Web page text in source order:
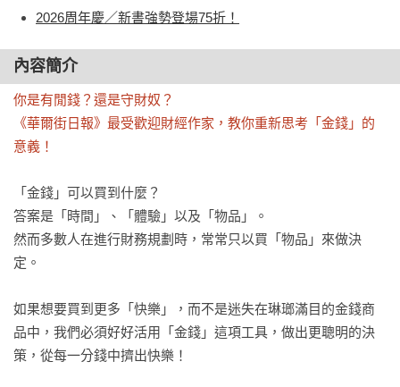
2026周年慶／新書強勢登場75折！
內容簡介
你是有閒錢？還是守財奴？
《華爾街日報》最受歡迎財經作家，教你重新思考「金錢」的
意義！
「金錢」可以買到什麼？
答案是「時間」、「體驗」以及「物品」。
然而多數人在進行財務規劃時，常常只以買「物品」來做決
定。
如果想要買到更多「快樂」，而不是迷失在琳瑯滿目的金錢商
品中，我們必須好好活用「金錢」這項工具，做出更聰明的決
策，從每一分錢中擠出快樂！